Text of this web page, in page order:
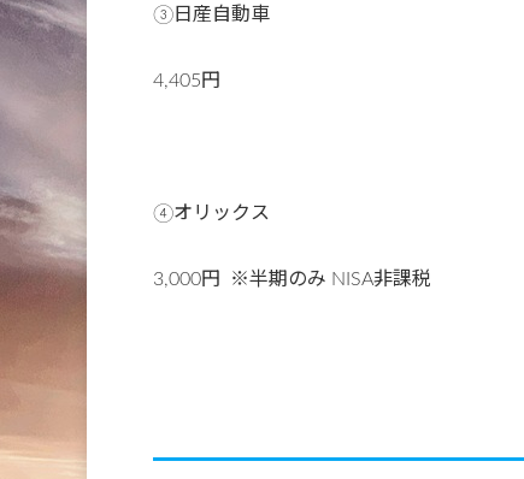
③日産自動車
4,405円
④オリックス
3,000円 ※半期のみ NISA非課税